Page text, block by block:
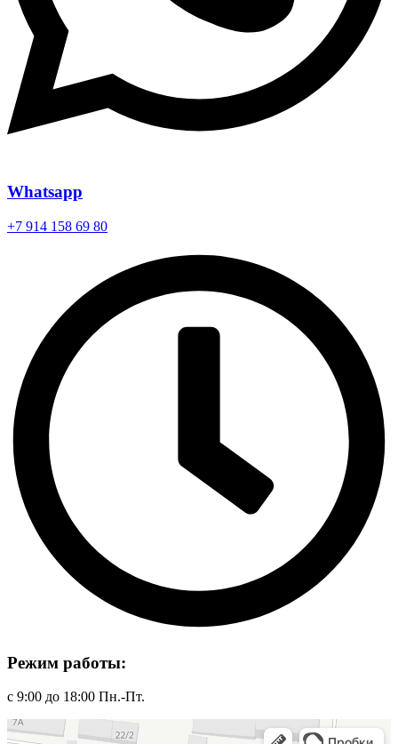
Whatsapp
+7 914 158 69 80
Режим работы:
с 9:00 до 18:00 Пн.-Пт.